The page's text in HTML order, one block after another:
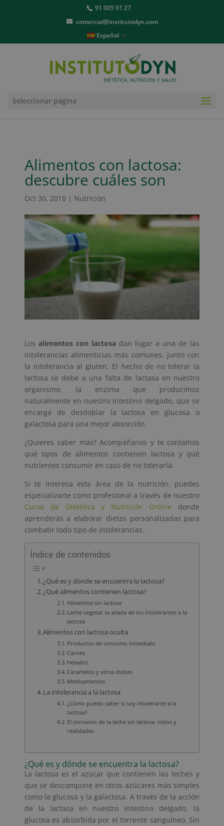
91 005 91 27
comercial@institutodyn.com
Español ▼
Seleccionar página
Alimentos con lactosa:
descubre cuáles son
Oct 30, 2018 | Nutrición
Los alimentos con lactosadan lugar a una de las
intolerancias alimenticias más comunes, junto con
la intolerancia al gluten. El hecho de no tolerar la
lactosa se debe a una falta de lactasa en nuestro
organismo, la enzima que producimos
naturalmente en nuestro intestino delgado, que se
encarga de desdoblar la lactosa en glucosa o
galactosa para una mejor absorción.
¿Quieres saber más? Acompáñanos y te contamos
qué tipos de alimentos contienen lactosa y qué
nutrientes consumir en caso de no tolerarla.
Si te interesa esta área de la nutrición, puedes
especializarte como profesional a través de nuestro
Curso de Dietética y Nutrición Online donde
aprenderás a elaborar dietas personalizadas para
combatir todo tipo de intolerancias.
Índice de contenidos
¿Qué es y dónde se encuentra la lactosa?
¿Qué alimentos contienen lactosa?
Alimentos sin lactosa
Leche vegetal: la aliada de los intolerantes a la
lactosa
Alimentos con lactosa oculta
Productos de consumo inmediato
Carnes
Helados
Caramelos y otros dulces
Medicamentos
La intolerancia a la lactosa
¿Cómo puedo saber si soy intolerante a la
lactosa?
El consumo de la leche sin lactosa: mitos y
realidades
¿Qué es y dónde se encuentra la lactosa?
La lactosa es el azúcar que contienen las leches y
que se descompone en otros azúcares más simples
como la glucosa y la galactosa. A través de la acción
de la lactasa en nuestro intestino delgado, la
glucosa es absorbida por el torrente sanguíneo. Sin